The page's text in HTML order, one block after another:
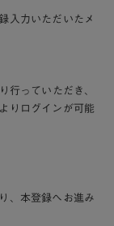
入力いただいたメ
行っていただき、
りログインが可能
、本登録へお進み